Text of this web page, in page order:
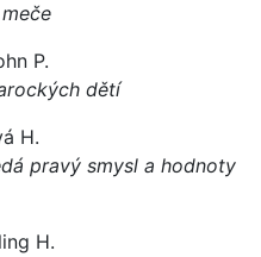
P.
dětí
H.
pravý smysl a hodnoty
H.